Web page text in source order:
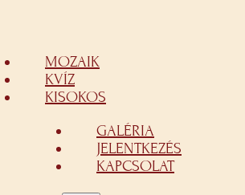
MOZAIK
KVÍZ
KISOKOS
GALÉRIA
JELENTKEZÉS
KAPCSOLAT